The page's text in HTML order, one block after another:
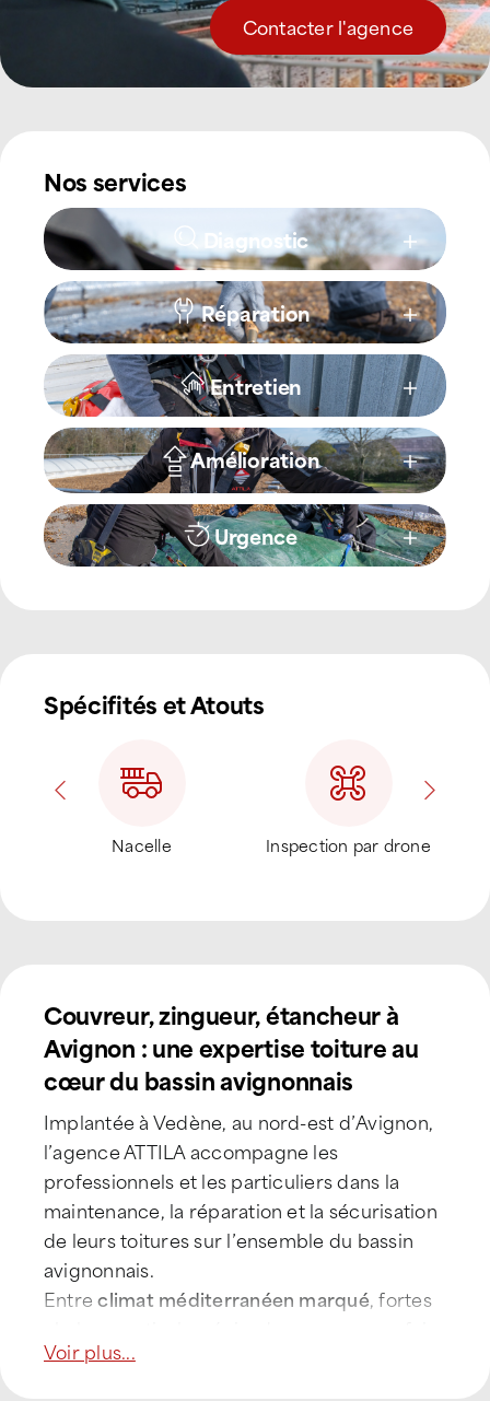
Contacter l'agence
Nos services
Diagnostic
Réparation
Entretien
Amélioration
Urgence
Spécifités et Atouts
Nacelle Inspection par drone
Couvreur, zingueur, étancheur à
Avignon : une expertise toiture au
cœur du bassin avignonnais
Implantée à Vedène, au nord-est d’Avignon,
l’agence ATTILA accompagne les
professionnels et les particuliers dans la
maintenance, la réparation et la sécurisation
de leurs toitures sur l’ensemble du bassin
avignonnais.
Entreclimat méditerranéen marqué, fortes
intenses et vents réguliers (mistral), les
Voir plus...